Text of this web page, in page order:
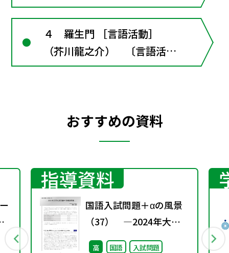
４ 羅生門 ［言語活動］
（芥川龍之介） 〔言語活
動〕元になった古典作品と読
おすすめの資料
指導資料
国語入試問題＋αの風景
（37） ―2024年大学
入試共通テスト国語問題
高 国語 入試問題